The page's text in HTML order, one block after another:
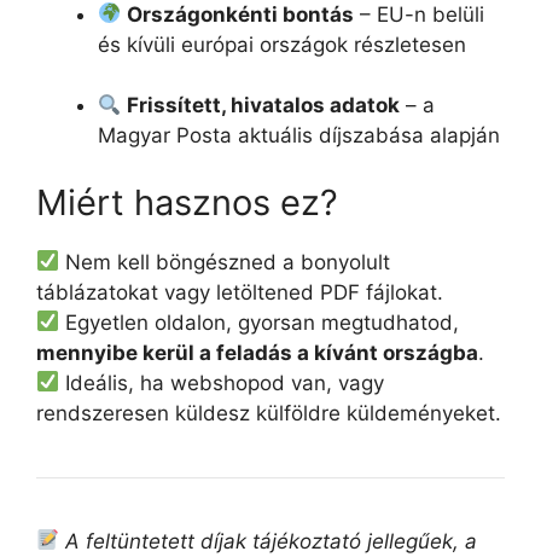
Országonkénti bontás – EU-n belüli
és kívüli európai országok részletesen
Frissített, hivatalos adatok – a
Magyar Posta aktuális díjszabása alapján
Miért hasznos ez?
Nem kell böngészned a bonyolult
táblázatokat vagy letöltened PDF fájlokat.
Egyetlen oldalon, gyorsan megtudhatod,
mennyibe kerül a feladás a kívánt országba.
Ideális, ha webshopod van, vagy
rendszeresen küldesz külföldre küldeményeket.
A feltüntetett díjak tájékoztató jellegűek, a